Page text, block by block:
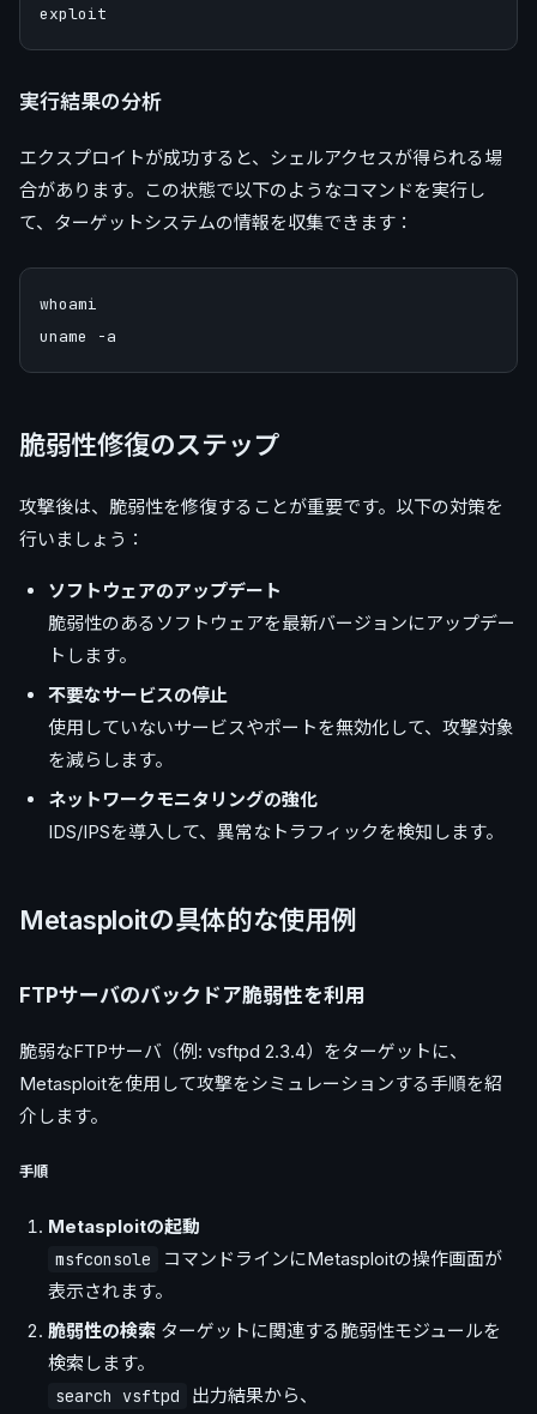
実行結果の分析
エクスプロイトが成功すると、シェルアクセスが得られる場
合があります。この状態で以下のようなコマンドを実行し
て、ターゲットシステムの情報を収集できます：
whoami
脆弱性修復のステップ
攻撃後は、脆弱性を修復することが重要です。以下の対策を
行いましょう：
ソフトウェアのアップデート
脆弱性のあるソフトウェアを最新バージョンにアップデー
トします。
不要なサービスの停止
使用していないサービスやポートを無効化して、攻撃対象
を減らします。
ネットワークモニタリングの強化
IDS/IPSを導入して、異常なトラフィックを検知します。
Metasploitの具体的な使用例
FTPサーバのバックドア脆弱性を利用
脆弱なFTPサーバ（例: vsftpd 2.3.4）をターゲットに、
Metasploitを使用して攻撃をシミュレーションする手順を紹
介します。
手順
Metasploitの起動
msfconsole
コマンドラインにMetasploitの操作画面が
表示されます。
脆弱性の検索 ターゲットに関連する脆弱性モジュールを
検索します。
search vsftpd 出力結果から、